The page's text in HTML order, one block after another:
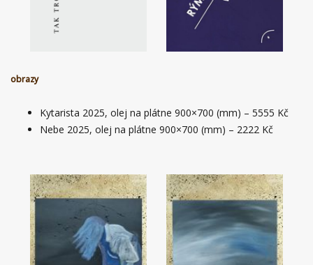
obrazy
Kytarista 2025, olej na plátne 900×700 (mm) – 5555 Kč
Nebe 2025, olej na plátne 900×700 (mm) – 2222 Kč